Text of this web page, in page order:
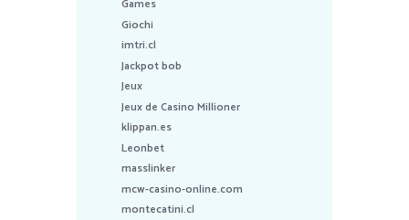
Games
Giochi
imtri.cl
Jackpot bob
Jeux
Jeux de Casino Millioner
klippan.es
Leonbet
masslinker
mcw-casino-online.com
montecatini.cl